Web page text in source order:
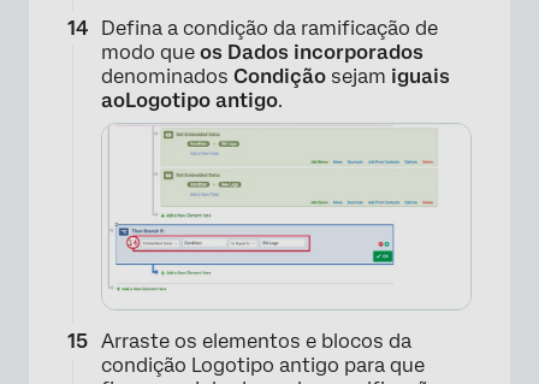
×
Defina a condição da ramificação de
modo que os Dados incorporados
denominados Condição sejam iguais
aoLogotipo antigo.
Arraste os elementos e blocos da
condição Logotipo antigo para que